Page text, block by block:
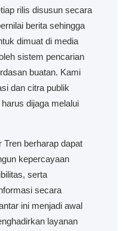
rilis disusun secara
berita sehingga
dimuat di media
sistem pencarian
buatan. Kami
dan citra publik
dijaga melalui
Tren berharap dapat
kepercayaan
serta
secara
ini menjadi awal
layanan